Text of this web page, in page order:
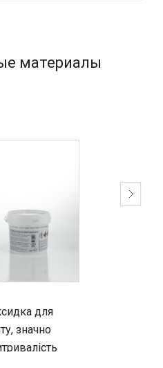
материалы
для
значно